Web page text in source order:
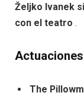
Željko Ivanek
con el teatro .
The